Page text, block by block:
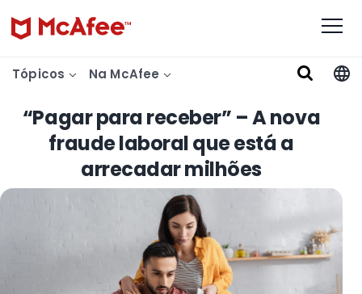
Tópicos Na McAfee
“Pagar para receber” – A nova
fraude laboral que está a
arrecadar milhões